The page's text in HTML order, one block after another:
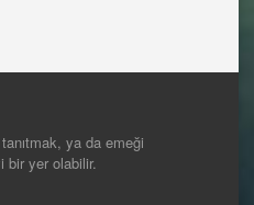
ya da emeği
bir yer olabilir.